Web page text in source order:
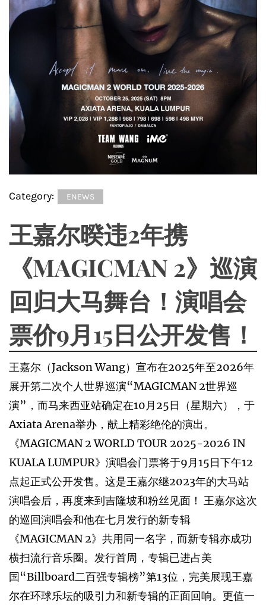
Category: ENEWS
王嘉尔暌违2年携
《MAGICMAN 2》巡演
回归大马舞台！演唱会
票价9月15日公开发售！
王嘉尔（Jackson Wang）宣布在2025年至2026年
展开第二次个人世界巡演“MAGICMAN 2世界巡
演”，而马来西亚站确定在10月25日（星期六），于
Axiata Arena举办，献上精彩绝伦的演出。
《MAGICMAN 2 WORLD TOUR 2025-2026 IN
KUALA LUMPUR》演唱会门票将于9月15日下午12
点起正式公开发售。这是王嘉尔继2023年的大马站
演唱会后，再度来到吉隆坡和粉丝见面！ 王嘉尔这次
的巡回演唱会和他在七月发行的新专辑
《MAGICMAN 2》共用同一名字，而新专辑亦成功
横扫流行音乐圈。发行首周，专辑已进占美
国“Billboard二百强专辑榜”第13位，完美展现王嘉
尔在环球乐坛的吸引力和新专辑的正面回响。更值一